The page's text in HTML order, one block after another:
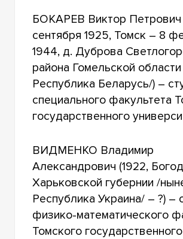
БОКАРЕВ Виктор Петрович
сентября 1925, Томск – 8
1944, д. Дуброва
района Гомельской
Республика Беларусь/) –
специального факультета
государственного
ВИДМЕНКО Владимир
Александрович (1922,
Харьковской губернии /
Республика Украина/ – ?) –
физико-математического
Томского государственного